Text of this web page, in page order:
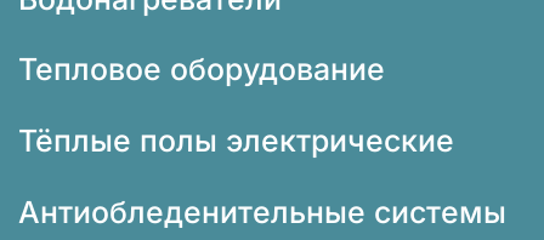
Тепловое оборудование
Тёплые полы электрические
Антиобледенительные системы